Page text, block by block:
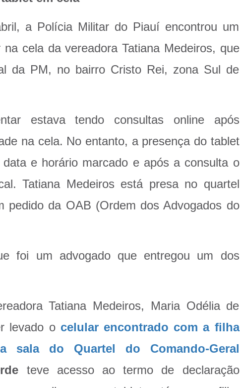
a Polícia Militar do Piauí encontrou um
cela da vereadora Tatiana Medeiros, que
da PM, no bairro Cristo Rei, zona Sul de
estava tendo consultas online após
na cela. No entanto, a presença do tablet
e horário marcado e após a consulta o
Tatiana Medeiros está presa no quartel
pedido da OAB (Ordem dos Advogados do
foi um advogado que entregou um dos
Tatiana Medeiros, Maria Odélia de
levado o celular encontrado com a filha
sala do Quartel do Comando-Geral
teve acesso ao termo de declaração